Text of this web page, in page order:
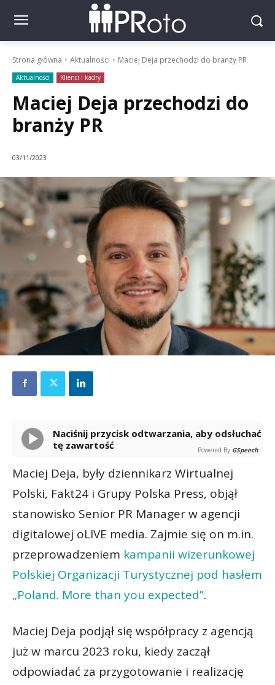
Strona główna Aktualności Maciej Deja przechodzi do branży PR
Aktualności Klienci i kadry
Maciej Deja przechodzi do
branży PR
03/11/2023
Naciśnij przycisk odtwarzania, aby odsłuchać
tę zawartość
Powered By GSpeech
Maciej Deja, były dziennikarz Wirtualnej
Polski, Fakt24 i Grupy Polska Press, objął
stanowisko Senior PR Manager w agencji
digitalowej oLIVE media. Zajmie się on m.in.
przeprowadzeniem kampanii wizerunkowej
Polskiej Organizacji Turystycznej pod hasłem
„Poland. More than you expected”.
Maciej Deja podjął się współpracy z agencją
już w marcu 2023 roku, kiedy zaczął
odpowiadać za przygotowanie i realizację